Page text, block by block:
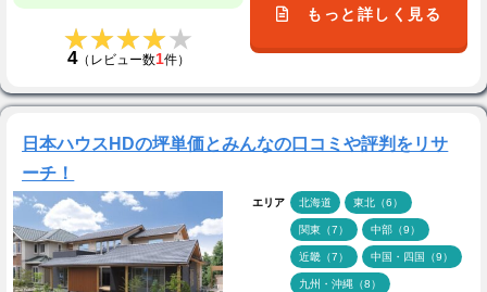
★★★★★
★★★★★
4（レビュー数1件）
もっと詳しく見る
日本ハウスHDの坪単価とみんなの口コミや評判をリサ
ーチ！
エリア 北海道 東北（6）
関東（7） 中部（9）
近畿（7） 中国・四国（9）
九州・沖縄（8）